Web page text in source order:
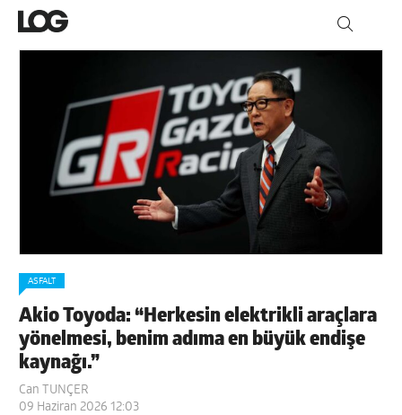
ASFALT
Akio Toyoda: “Herkesin elektrikli araçlara
yönelmesi, benim adıma en büyük endişe
kaynağı.”
Can TUNÇER
09 Haziran 2026 12:03